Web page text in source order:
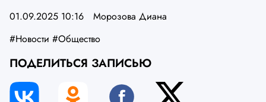
01.09.2025 10:16
Морозова Диана
#Новости #Общество
ПОДЕЛИТЬСЯ ЗАПИСЬЮ